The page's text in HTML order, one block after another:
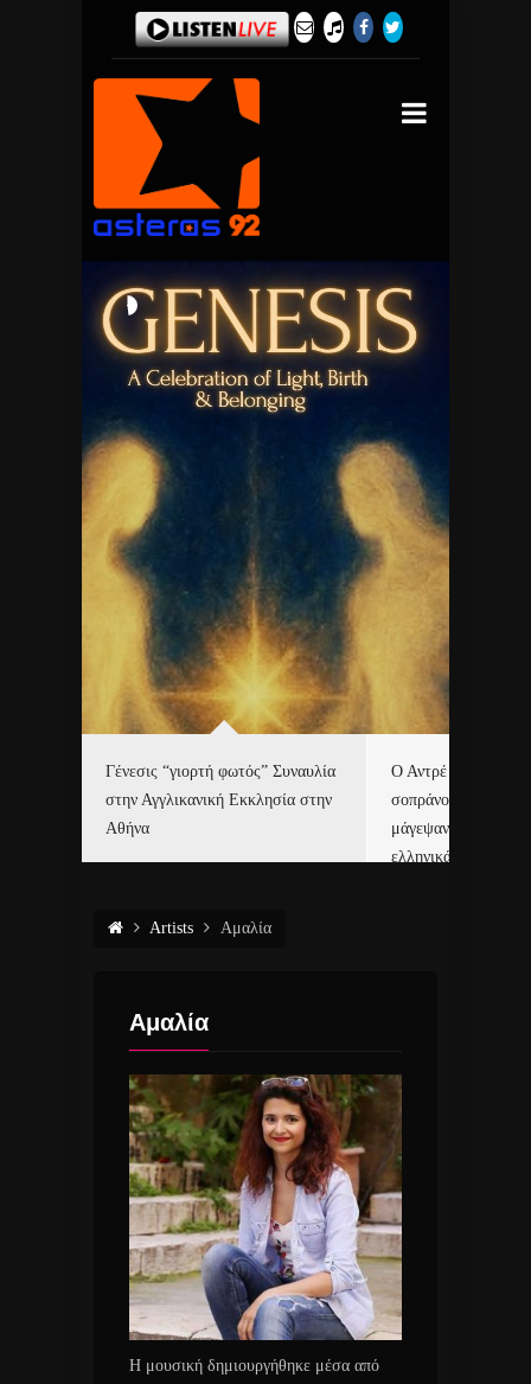
Γένεσις “γιορτή φωτός” Συναυλία
στην Αγγλικανική Εκκλησία στην
Αθήνα
Ο Αντρέ Ριέ και η
σοπράνο Χριστίνα
μάγεψαν το
ελληνικά κάλαντα!
Artists Αμαλία
Αμαλία
Η μουσική δημιουργήθηκε μέσα από